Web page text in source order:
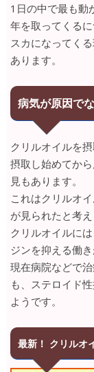
1日の中で最も動
年を取ってくる
スカになってく
あります。
病気が原因で
クリルオイルを
摂取し始めてか
見もあります。
これはクリルオ
が見られたと考え
クリルオイルに
ジンを抑える働
現在病院などで
も、ステロイド
ようです。
最新！ クリルオ